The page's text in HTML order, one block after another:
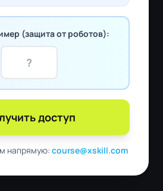
(защита от роботов):
доступ
напрямую: course@xskill.com